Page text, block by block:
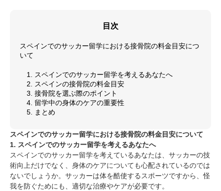
目次
スペインでのサッカー留学における接骨院の料金目安につ
いて
1. スペインでのサッカー留学を考えるあなたへ
2. スペインの接骨院の料金目安
3. 接骨院を選ぶ際のポイント
4. 留学中の身体のケアの重要性
5. まとめ
スペインでのサッカー留学における接骨院の料金目安について
1. スペインでのサッカー留学を考えるあなたへ
スペインでのサッカー留学を考えているあなたは、サッカーの技
術向上だけでなく、身体のケアについても心配されているのでは
ないでしょうか。サッカーは体を酷使するスポーツですから、怪
我を防ぐためにも、適切な治療やケアが必要です。